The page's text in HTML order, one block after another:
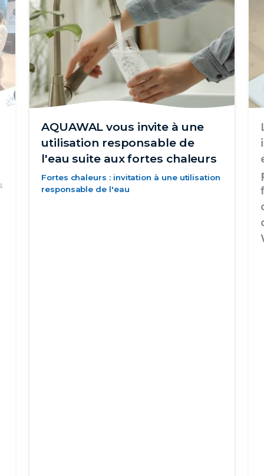
AQUAWAL vous invite à une
utilisation responsable de
l'eau suite aux fortes chaleurs
Fortes chaleurs : invitation à une utilisation
responsable de l'eau